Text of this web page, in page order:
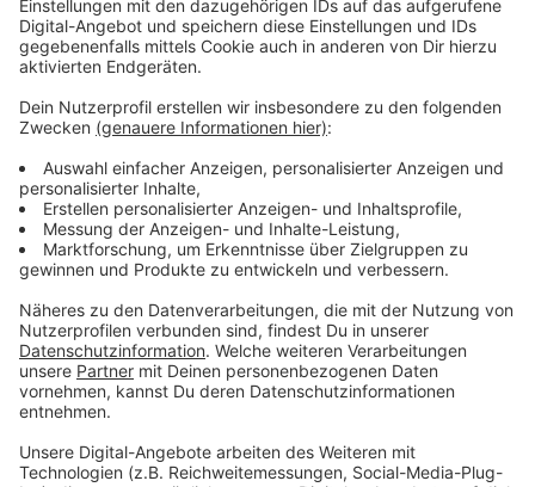
Diese würden dafür sorgen, dass eine grüne Lunge im
Norden versiegelt wird. GND befürchtet auch
Auswirkungen für den Verkehr im Norden. Dann wenn -
wie von der Stadt geplant - 550 Wohneinheiten in
einem Neubaugebiet entstehen.
Anzeige
Dialog mit der Politik
Anzeige
Die Initiative sucht aber auch weiter den Dialog mit
der Politik. Am 30. Juni gibt es imFliedner-Gymnasium